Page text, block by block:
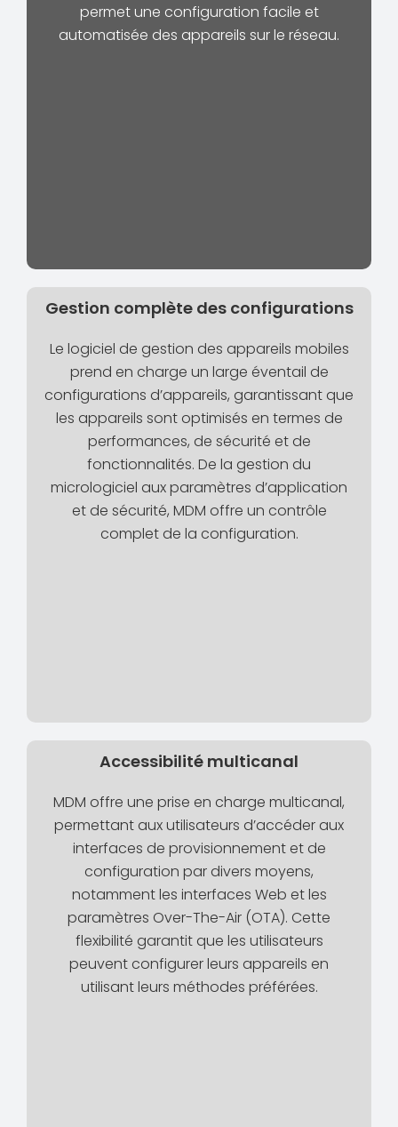
permet une configuration facile et
automatisée des appareils sur le réseau.
Gestion complète des configurations
Le logiciel de gestion des appareils mobiles
prend en charge un large éventail de
configurations d’appareils, garantissant que
les appareils sont optimisés en termes de
performances, de sécurité et de
fonctionnalités. De la gestion du
micrologiciel aux paramètres d’application
et de sécurité, MDM offre un contrôle
complet de la configuration.
Accessibilité multicanal
MDM offre une prise en charge multicanal,
permettant aux utilisateurs d’accéder aux
interfaces de provisionnement et de
configuration par divers moyens,
notamment les interfaces Web et les
paramètres Over-The-Air (OTA). Cette
flexibilité garantit que les utilisateurs
peuvent configurer leurs appareils en
utilisant leurs méthodes préférées.